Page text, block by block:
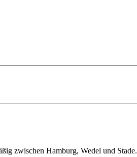
zwischen Hamburg, Wedel und Stade.